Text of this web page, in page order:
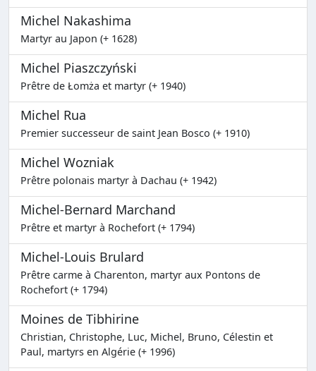
Michel Nakashima
Martyr au Japon (+ 1628)
Michel Piaszczyński
Prêtre de Łomża et martyr (+ 1940)
Michel Rua
Premier successeur de saint Jean Bosco (+ 1910)
Michel Wozniak
Prêtre polonais martyr à Dachau (+ 1942)
Michel-Bernard Marchand
Prêtre et martyr à Rochefort (+ 1794)
Michel-Louis Brulard
Prêtre carme à Charenton, martyr aux Pontons de
Rochefort (+ 1794)
Moines de Tibhirine
Christian, Christophe, Luc, Michel, Bruno, Célestin et
Paul, martyrs en Algérie (+ 1996)